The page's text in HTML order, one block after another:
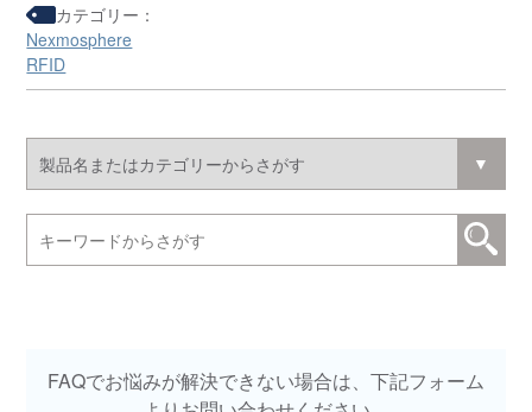
カテゴリー：
Nexmosphere
RFID
FAQでお悩みが解決できない場合は、下記フォーム